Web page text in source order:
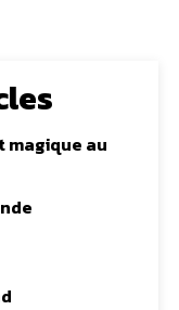
magique au